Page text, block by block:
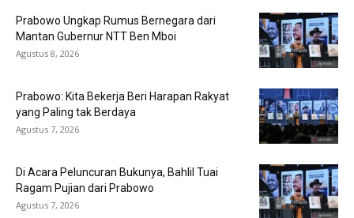
Prabowo Ungkap Rumus Bernegara dari
Mantan Gubernur NTT Ben Mboi
Agustus 8, 2026
Prabowo: Kita Bekerja Beri Harapan Rakyat
yang Paling tak Berdaya
Agustus 7, 2026
Di Acara Peluncuran Bukunya, Bahlil Tuai
Ragam Pujian dari Prabowo
Agustus 7, 2026